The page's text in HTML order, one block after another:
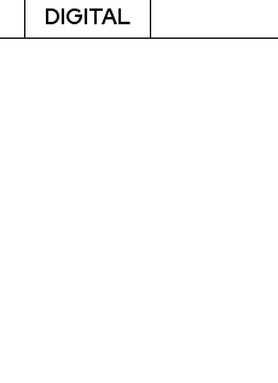
DIGITAL